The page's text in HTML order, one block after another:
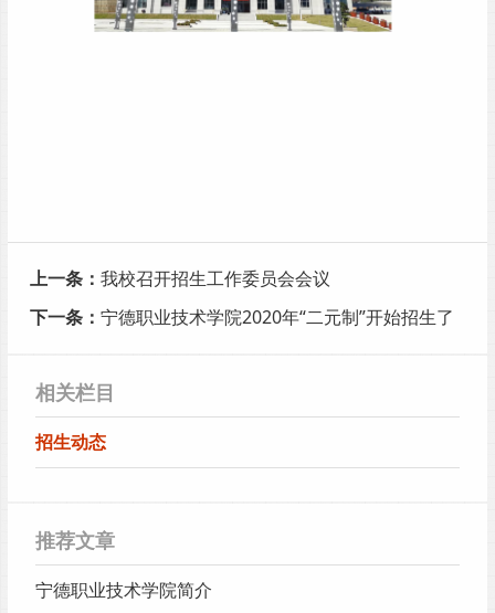
上一条： 我校召开招生工作委员会会议
下一条： 宁德职业技术学院2020年“二元制”开始招生了
相关栏目
招生动态
推荐文章
宁德职业技术学院简介